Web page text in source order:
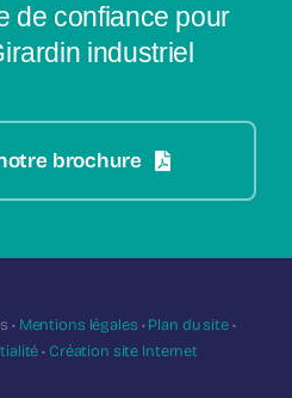
de confiance pour
industriel
brochure
• Mentions légales •Plan du site•
• Création site Internet